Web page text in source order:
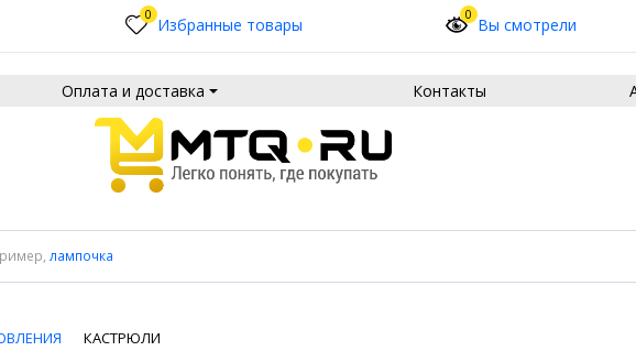
0 Избранные товары 0 Вы смотрели
Оплата и доставка Контакты
лампочка
КАСТРЮЛИ